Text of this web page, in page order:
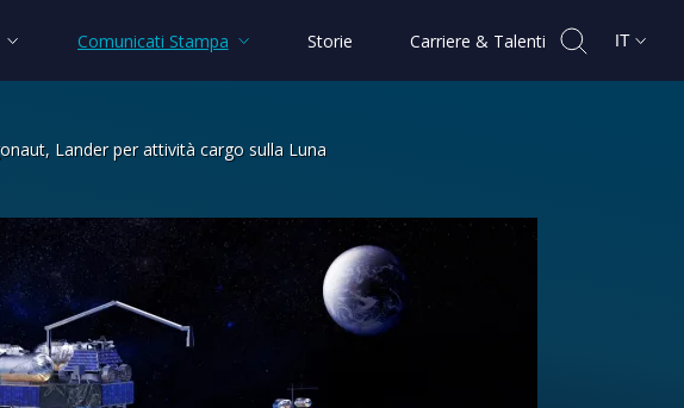
Comunicati Stampa Storie Carriere & Talenti IT
Lander per attività cargo sulla Luna
sviluppo di Argonaut, Lander per attività